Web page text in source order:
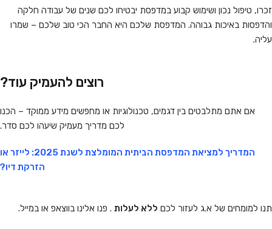
זכרו, טיפול נכון ושימוש קבוע במדפסת יבטיחו לכם שנים של עבודה חלקה
והדפסות באיכות גבוהה. המדפסת שלכם היא החבר הכי טוב שלכם – שמרו
עליה.
רוצים להעמיק עוד?
אם אתם מתלבטים בין דגמים, טכנולוגיות או מחפשים מידע ממוקד – הכנו
לכם מדריך מעמיק שיעהו לכם סדר.
המדריך למציאת המדפסת הביתית המומלצת לשנת 2025: לייזר או
הזרקת דיו?
תנו למומחים של א.ג לעזור לכם ללא לעלות . פנו אלינו בווצאפ או במייל.